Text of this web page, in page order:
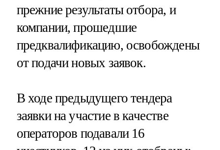
прежние результаты отбора, и
компании, прошедшие
предквалификацию, освобождены
от подачи новых заявок.
В ходе предыдущего тендера
заявки на участие в качестве
операторов подавали 16